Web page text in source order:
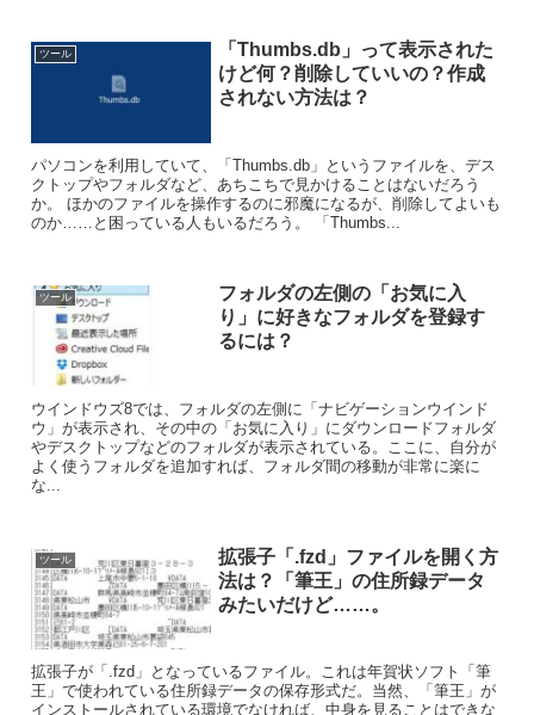
ツール
「Thumbs.db」って表示された
けど何？削除していいの？作成
されない方法は？
パソコンを利用していて、「Thumbs.db」というファイルを、デス
クトップやフォルダなど、あちこちで見かけることはないだろう
か。 ほかのファイルを操作するのに邪魔になるが、削除してよいも
のか……と困っている人もいるだろう。 「Thumbs...
ツール
フォルダの左側の「お気に入
り」に好きなフォルダを登録す
るには？
ウインドウズ8では、フォルダの左側に「ナビゲーションウインド
ウ」が表示され、その中の「お気に入り」にダウンロードフォルダ
やデスクトップなどのフォルダが表示されている。ここに、自分が
よく使うフォルダを追加すれば、フォルダ間の移動が非常に楽に
な...
ツール
拡張子「.fzd」ファイルを開く方
法は？「筆王」の住所録データ
みたいだけど……。
拡張子が「.fzd」となっているファイル。これは年賀状ソフト「筆
王」で使われている住所録データの保存形式だ。当然、「筆王」が
インストールされている環境でなければ、中身を見ることはできな